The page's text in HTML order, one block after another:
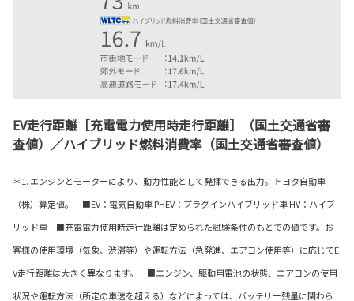
EV走行距離［充電電力使用時走行距離］（国土交通省審
査値）／ハイブリッド燃料消費率（国土交通省審査値）
＊1. エンジンとモーターにより、動力性能として発揮できる出力。トヨタ自動車
（株）算定値。 ■EV：電気自動車 PHEV：プラグインハイブリッド車 HV：ハイブ
リッド車 ■充電電力使用時走行距離は定められた試験条件のもとでの値です。お
客様の使用環境（気象、渋滞等）や運転方法（急発進、エアコン使用等）に応じてE
V走行距離は大きく異なります。 ■エンジン、駆動用電池の状態、エアコンの使用
状況や運転方法（所定の車速を超える）などによっては、バッテリー残量に関わら